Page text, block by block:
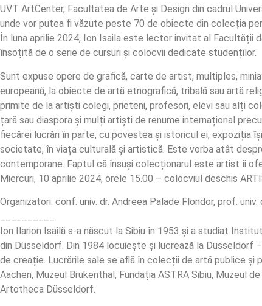
UVT ArtCenter, Facultatea de Arte și Design din cadrul
unde vor putea fi văzute peste 70 de obiecte din colecția
În luna aprilie 2024, Ion Isaila este lector invitat al Facultății
însoțită de o serie de cursuri și colocvii dedicate studenților.
Sunt expuse opere de grafică, carte de artist, multiples,
europeană, la obiecte de artă etnografică, tribală sau artă
primite de la artiști colegi, prieteni, profesori, elevi sau alți
țară sau diaspora și mulți artiști de renume internațional
fiecărei lucrări în parte, cu povestea și istoricul ei, expoziția
societate, în viața culturală și artistică. Este vorba atât
contemporane. Faptul că însuși colecționarul este artist îi
Miercuri, 10 aprilie 2024, orele 15.00 – colocviul deschis
Organizatori: conf. univ. dr. Andreea Palade Flondor, prof.
Ion Ilarion Isailă s-a născut la Sibiu în 1953 și a studiat
din Düsseldorf. Din 1984 locuiește și lucrează la Düsseldorf
de creație. Lucrările sale se află în colecții de artă publice și
Aachen, Muzeul Brukenthal, Fundația ASTRA Sibiu, Muzeul
Artotheca Düsseldorf.